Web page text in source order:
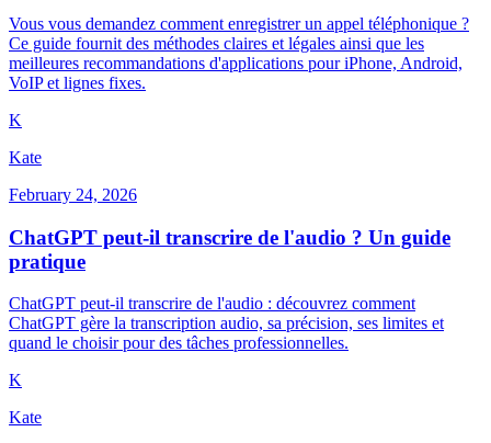
Vous vous demandez comment enregistrer un appel téléphonique ?
Ce guide fournit des méthodes claires et légales ainsi que les
meilleures recommandations d'applications pour iPhone, Android,
VoIP et lignes fixes.
K
Kate
February 24, 2026
ChatGPT peut-il transcrire de l'audio ? Un guide
pratique
ChatGPT peut-il transcrire de l'audio : découvrez comment
ChatGPT gère la transcription audio, sa précision, ses limites et
quand le choisir pour des tâches professionnelles.
K
Kate